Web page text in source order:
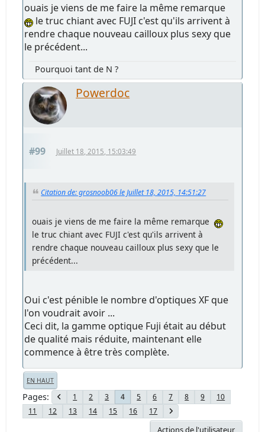
ouais je viens de me faire la même remarque
le truc chiant avec FUJI c'est qu'ils arrivent à
rendre chaque nouveau cailloux plus sexy que
le précédent...
Pourquoi tant de N ?
Powerdoc
#99 Juillet 18, 2015, 15:03:49
Citation de: grosnoob06 le Juillet 18, 2015, 14:51:27
ouais je viens de me faire la même remarque
le truc chiant avec FUJI c'est qu'ils arrivent à
rendre chaque nouveau cailloux plus sexy que le
précédent...
Oui c'est pénible le nombre d'optiques XF que
l'on voudrait avoir ...
Ceci dit, la gamme optique Fuji était au début
de qualité mais réduite, maintenant elle
commence à être très complète.
EN HAUT
Pages 1 2 3 4 5 6 7 8 9
10
11
12 13 14 15 16 17
Actions de l'utilisateur